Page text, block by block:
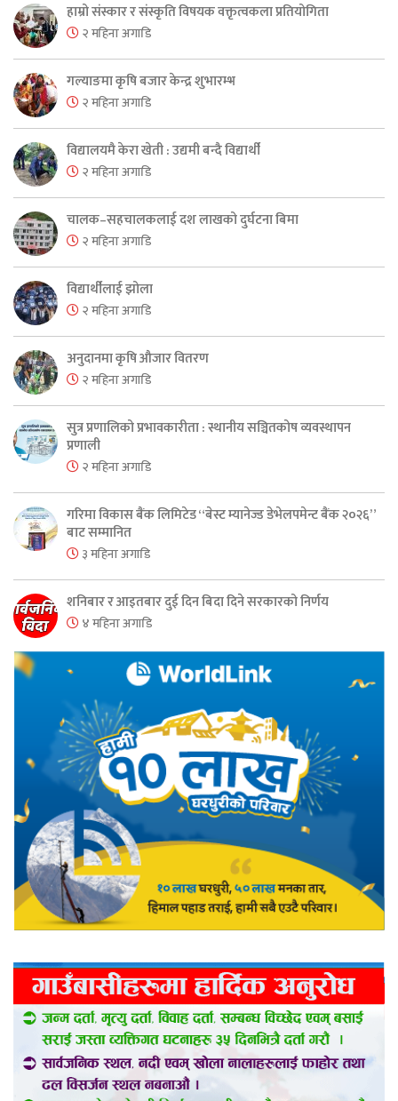
हाम्रो संस्कार र संस्कृति विषयक वक्तृत्वकला प्रतियोगिता
२ महिना अगाडि
गल्याङमा कृषि बजार केन्द्र शुभारम्भ
२ महिना अगाडि
विद्यालयमै केरा खेती : उद्यमी बन्दै विद्यार्थी
२ महिना अगाडि
चालक–सहचालकलाई दश लाखको दुर्घटना बिमा
२ महिना अगाडि
विद्यार्थीलाई झोला
२ महिना अगाडि
अनुदानमा कृषि औजार वितरण
२ महिना अगाडि
सुत्र प्रणालिको प्रभावकारीता : स्थानीय सञ्चितकोष व्यवस्थापन
प्रणाली
२ महिना अगाडि
गरिमा विकास बैंक लिमिटेड “बेस्ट म्यानेज्ड डेभेलपमेन्ट बैंक २०२६”
बाट सम्मानित
३ महिना अगाडि
शनिबार र आइतबार दुई दिन बिदा दिने सरकारको निर्णय
४ महिना अगाडि